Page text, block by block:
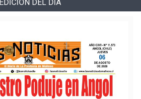
EDICIÓN DEL DÍA